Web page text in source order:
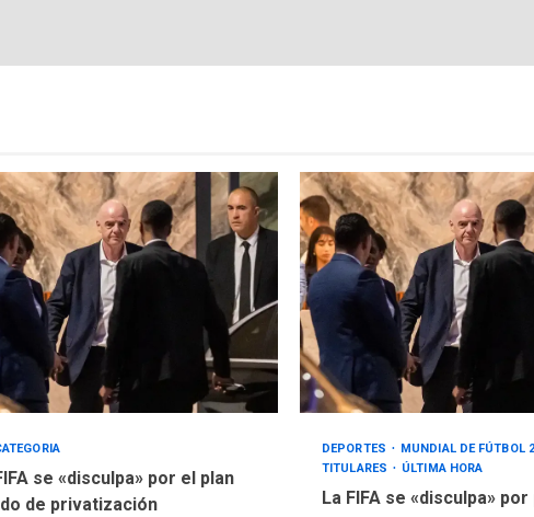
se «disculpa» por el plan
de privatización
DEPORTES
MUNDIAL DE FÚTBOL
TITULARES
ÚLTIMA HORA
La FIFA se «disculpa» por